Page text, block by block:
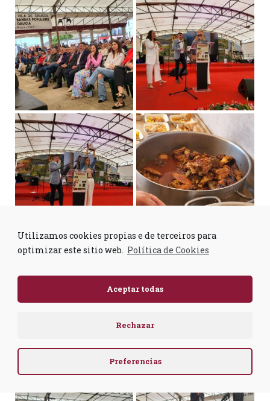
Utilizamos cookies propias e de terceiros para
optimizar este sitio web. Política de Cookies
Aceptar todas
Rechazar
Preferencias